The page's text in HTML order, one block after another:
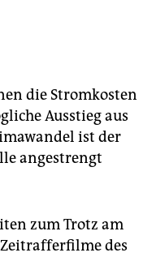
die Stromkosten
Ausstieg aus
ist der
angestrengt
zum Trotz am
des